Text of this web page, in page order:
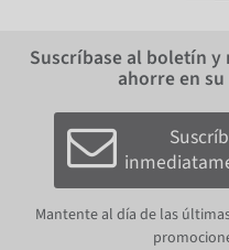
Suscríbase al boletín
ahorre en
Mantente al día de las